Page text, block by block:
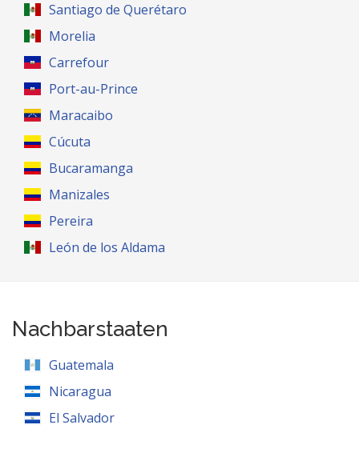
Santiago de Querétaro
Morelia
Carrefour
Port-au-Prince
Maracaibo
Cúcuta
Bucaramanga
Manizales
Pereira
León de los Aldama
Nachbarstaaten
Guatemala
Nicaragua
El Salvador